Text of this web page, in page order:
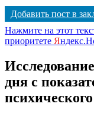
Добавить пост в
Нажмите на этот
приоритете Я
дня с